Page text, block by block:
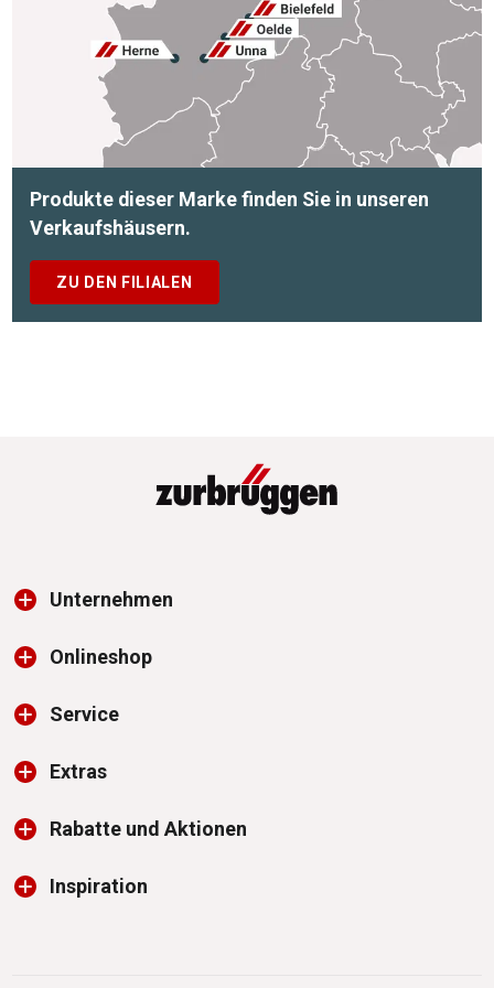
Produkte dieser Marke finden Sie in unseren
Verkaufshäusern.
ZU DEN FILIALEN
Unternehmen
Onlineshop
Service
Extras
Rabatte und Aktionen
Inspiration